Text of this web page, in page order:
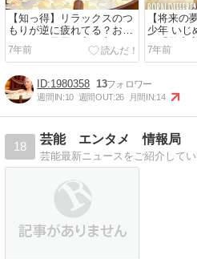
【知っ得】リラックスのつ
もりが逆に疲れてる？おス
スメなお風呂の入り方
7年前
【将来の
少年 いじ
は「警察
（印）
7年前
1980358 13
週間IN:10 週間OUT:26 月間IN:14
18
芸能 エンタメ 情報局